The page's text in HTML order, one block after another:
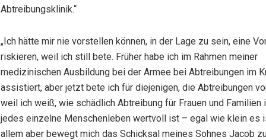
Abtreibungsklinik.“
„Ich hätte mir nie vorstellen können, in der Lage zu sein, eine
riskieren, weil ich still bete. Früher habe ich im Rahmen meiner
medizinischen Ausbildung bei der Armee bei Abtreibungen im
assistiert, aber jetzt bete ich für diejenigen, die Abtreibungen
weil ich weiß, wie schädlich Abtreibung für Frauen und Familien
jedes einzelne Menschenleben wertvoll ist – egal wie klein es
allem aber bewegt mich das Schicksal meines Sohnes Jacob